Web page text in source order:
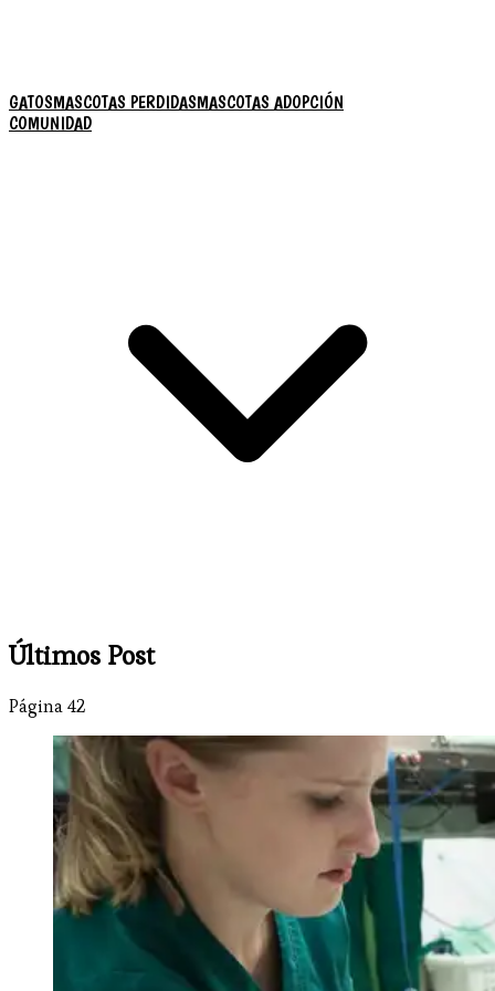
GATOSMASCOTAS PERDIDASMASCOTAS ADOPCIÓN
COMUNIDAD
Últimos Post
Página 42